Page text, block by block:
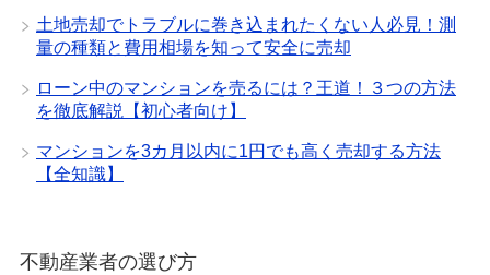
土地売却でトラブルに巻き込まれたくない人必見！測
量の種類と費用相場を知って安全に売却
ローン中のマンションを売るには？王道！３つの方法
を徹底解説【初心者向け】
マンションを3カ月以内に1円でも高く売却する方法
【全知識】
不動産業者の選び方